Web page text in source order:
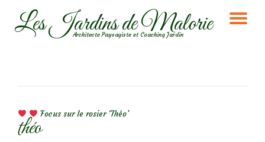
AllerLes Jardins de Malorie
Architecte Paysagiste et Coaching Jardin
Focus sur le rosier ‘Théo’
théo